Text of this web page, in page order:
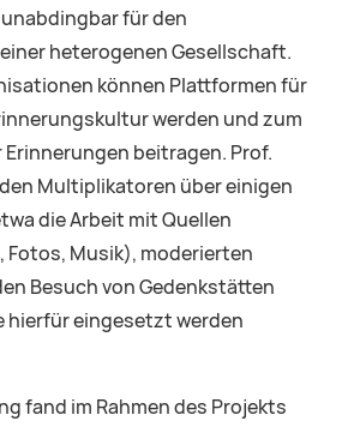
für den
heterogenen Gesellschaft.
können Plattformen für
werden und zum
beitragen. Prof.
Multiplikatoren über einigen
die Arbeit mit Quellen
Fotos, Musik), moderierten
Besuch von Gedenkstätten
hierfür eingesetzt werden
fand im Rahmen des Projekts